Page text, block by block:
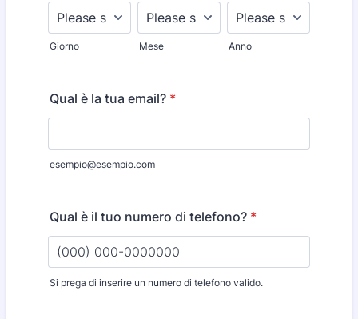
Giorno Mese Anno
Qual è la tua email? *
esempio@esempio.com
Qual è il tuo numero di telefono? *
Si prega di inserire un numero di telefono valido.